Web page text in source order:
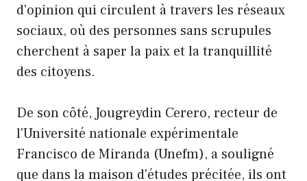
d'opinion qui circulent à travers les réseaux
sociaux, où des personnes sans scrupules
cherchent à saper la paix et la tranquillité
des citoyens.
De son côté, Jougreydin Cerero, recteur de
l'Université nationale expérimentale
Francisco de Miranda (Unefm), a souligné
que dans la maison d'études précitée, ils ont